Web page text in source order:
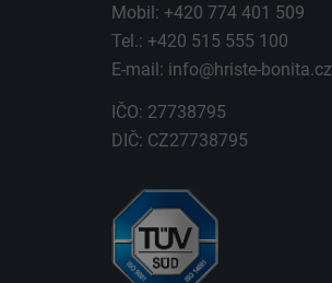
Mobil: +420 774 401 509
Tel.: +420 515 555 100
E-mail: info@hriste-bonita.cz
IČO: 27738795
DIČ: CZ27738795